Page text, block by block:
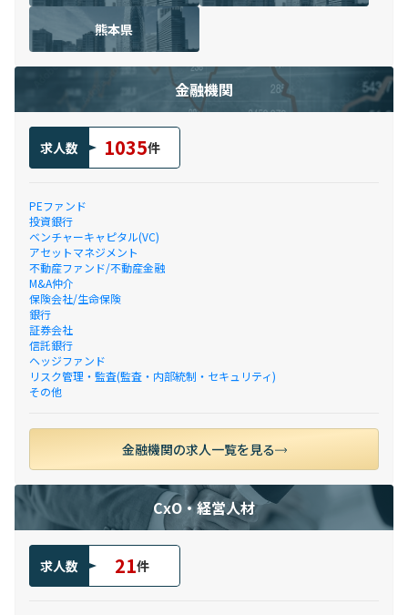
熊本県
金融機関
求人数 1035件
PEファンド
投資銀行
ベンチャーキャピタル(VC)
アセットマネジメント
不動産ファンド/不動産金融
M&A仲介
保険会社/生命保険
銀行
証券会社
信託銀行
ヘッジファンド
リスク管理・監査(監査・内部統制・セキュリティ)
その他
金融機関の求人一覧を見る
CxO・経営人材
求人数 21件